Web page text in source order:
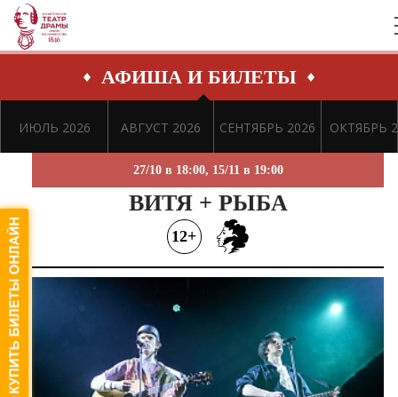
АФИША И БИЛЕТЫ
ИЮЛЬ 2026 АВГУСТ 2026 СЕНТЯБРЬ 2026 ОКТЯБРЬ
27/10 в 18:00, 15/11 в 19:00
ВИТЯ + РЫБА
12+